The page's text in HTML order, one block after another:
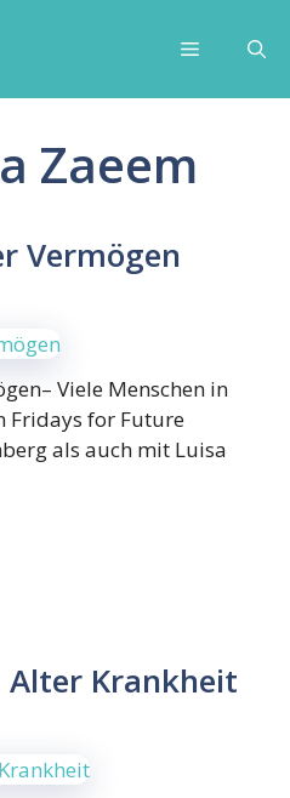
Menu
Zaeem
Vermögen
Viele Menschen in
Fridays for Future
als auch mit Luisa
Krankheit